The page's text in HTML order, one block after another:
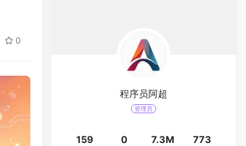
0
程序员阿超
管理员
159 0 7.3M 773